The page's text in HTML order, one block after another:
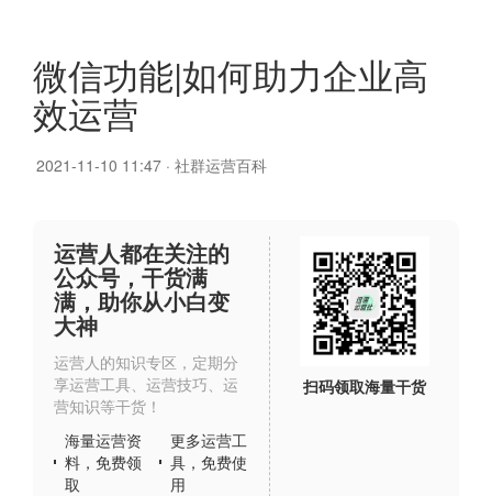
微信功能|如何助力企业高
效运营
2021-11-10 11:47 · 社群运营百科
运营人都在关注的
公众号，干货满
满，助你从小白变
大神
运营人的知识专区，定期分
享运营工具、运营技巧、运
营知识等干货！
海量运营资
料，免费领
取
更多运营工
具，免费使
用
扫码领取海量干货